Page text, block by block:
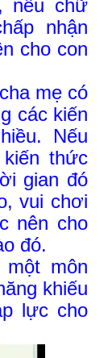
nếu chữ
nhận
cho con
mẹ có
các kiến
Nếu
thức
gian đó
vui chơi
nên cho
đó.
môn
khiếu
lực cho